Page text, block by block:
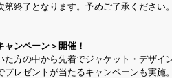
終了となります。予めご了承ください。
ャンペーン＞開催！
方の中から先着でジャケット・デザイ
プレゼントが当たるキャンペーンも実施。